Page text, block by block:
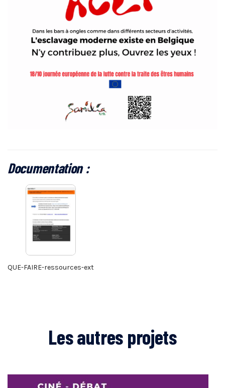
Documentation :
QUE-FAIRE-ressources-ext
Les autres projets